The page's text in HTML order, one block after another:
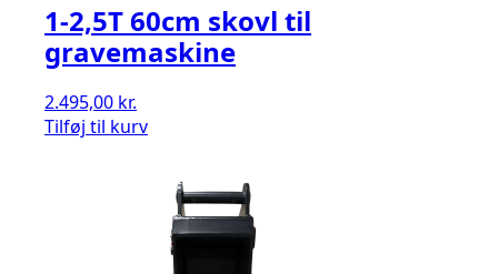
1-2,5T 60cm skovl til
gravemaskine
2.495,00 kr.
Tilføj til kurv